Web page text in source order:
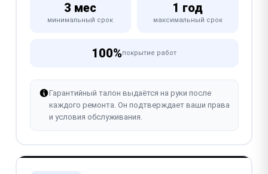
3 мес
минимальный срок
1 год
максимальный срок
100%покрытие работ
Гарантийный талон выдаётся на руки после
каждого ремонта. Он подтверждает ваши права
и условия обслуживания.